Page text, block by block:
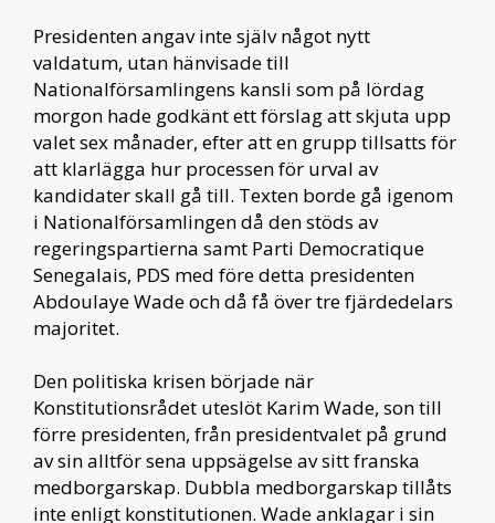
Presidenten angav inte själv något nytt
valdatum, utan hänvisade till
Nationalförsamlingens kansli som på lördag
morgon hade godkänt ett förslag att skjuta upp
valet sex månader, efter att en grupp tillsatts för
att klarlägga hur processen för urval av
kandidater skall gå till. Texten borde gå igenom
i Nationalförsamlingen då den stöds av
regeringspartierna samt Parti Democratique
Senegalais, PDS med före detta presidenten
Abdoulaye Wade och då få över tre fjärdedelars
majoritet.
Den politiska krisen började när
Konstitutionsrådet uteslöt Karim Wade, son till
förre presidenten, från presidentvalet på grund
av sin alltför sena uppsägelse av sitt franska
medborgarskap. Dubbla medborgarskap tillåts
inte enligt konstitutionen. Wade anklagar i sin